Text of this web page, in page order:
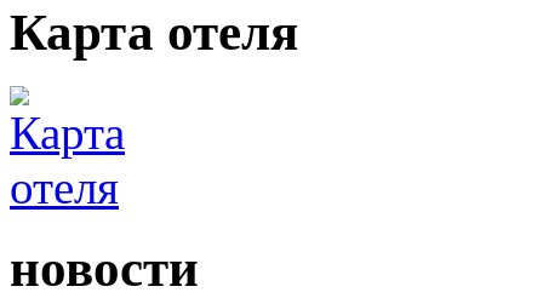
Карта отеля
новости